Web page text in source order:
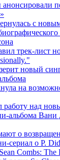
анонсировали
с
трек-лист
новый
на
работу над
альбома
о
сериал о P.
Combs: The